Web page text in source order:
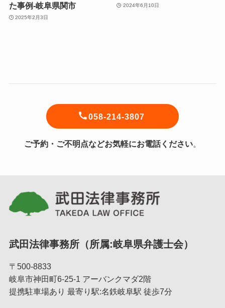
た事例-岐阜県関市
2025年2月3日
2024年6月10日
058-214-3807
ご予約・ご不明点などお気軽にお電話ください。
武田法律事務所（所属:岐阜県弁護士会）
〒500-8833
岐阜市神田町6-25-1 アーバンクマダ2階
提携駐車場あり 最寄り駅:名鉄岐阜駅 徒歩7分